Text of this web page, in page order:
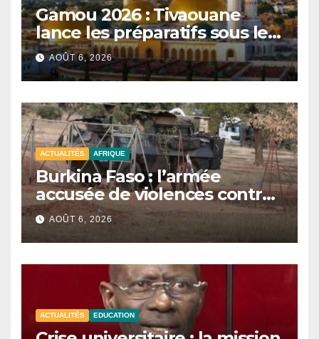
Gamou 2026 : Tivaouane
lance les préparatifs sous le
signe de l’unité et du Tawhid.
AOÛT 6, 2026
ACTUALITÉS AFRIQUE
Burkina Faso : l’armée
accusée de violences contre
des civils après une attaque
jihadiste.
AOÛT 6, 2026
ACTUALITÉS EDUCATION